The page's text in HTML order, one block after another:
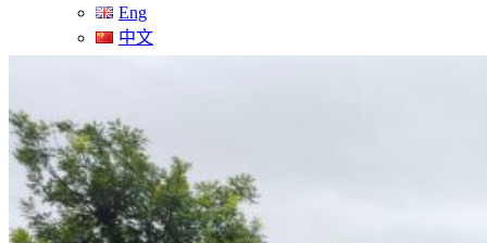
Eng
中文